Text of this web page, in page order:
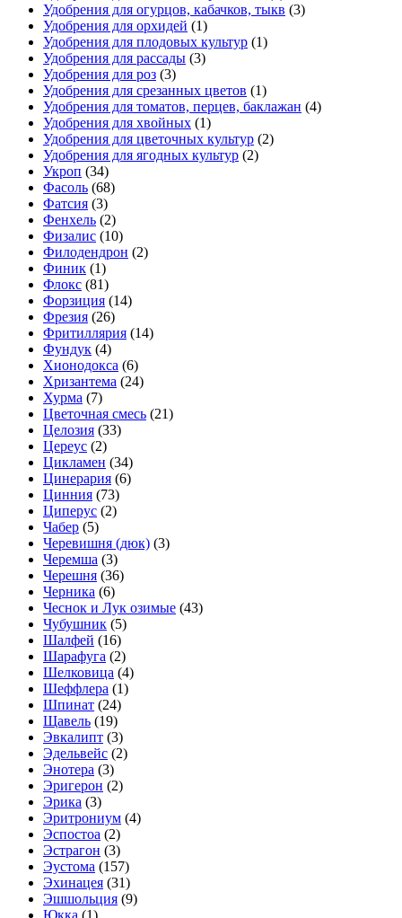
Удобрения для огурцов, кабачков, тыкв (3)
Удобрения для орхидей (1)
Удобрения для плодовых культур (1)
Удобрения для рассады (3)
Удобрения для роз (3)
Удобрения для срезанных цветов (1)
Удобрения для томатов, перцев, баклажан (4)
Удобрения для хвойных (1)
Удобрения для цветочных культур (2)
Удобрения для ягодных культур (2)
Укроп (34)
Фасоль (68)
Фатсия (3)
Фенхель (2)
Физалис (10)
Филодендрон (2)
Финик (1)
Флокс (81)
Форзиция (14)
Фрезия (26)
Фритиллярия (14)
Фундук (4)
Хионодокса (6)
Хризантема (24)
Хурма (7)
Цветочная смесь (21)
Целозия (33)
Цереус (2)
Цикламен (34)
Цинерария (6)
Цинния (73)
Циперус (2)
Чабер (5)
Черевишня (дюк) (3)
Черемша (3)
Черешня (36)
Черника (6)
Чеснок и Лук озимые (43)
Чубушник (5)
Шалфей (16)
Шарафуга (2)
Шелковица (4)
Шеффлера (1)
Шпинат (24)
Щавель (19)
Эвкалипт (3)
Эдельвейс (2)
Энотера (3)
Эригерон (2)
Эрика (3)
Эритрониум (4)
Эспостоа (2)
Эстрагон (3)
Эустома (157)
Эхинацея (31)
Эшшольция (9)